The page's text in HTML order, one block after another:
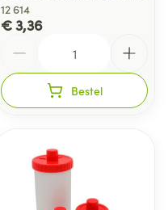
12 614
€ 3,36
Bestel